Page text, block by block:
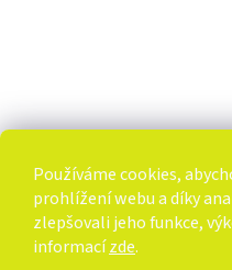
Používáme cookies,
prohlížení webu a díky
zlepšovali jeho funkce,
informacízde.